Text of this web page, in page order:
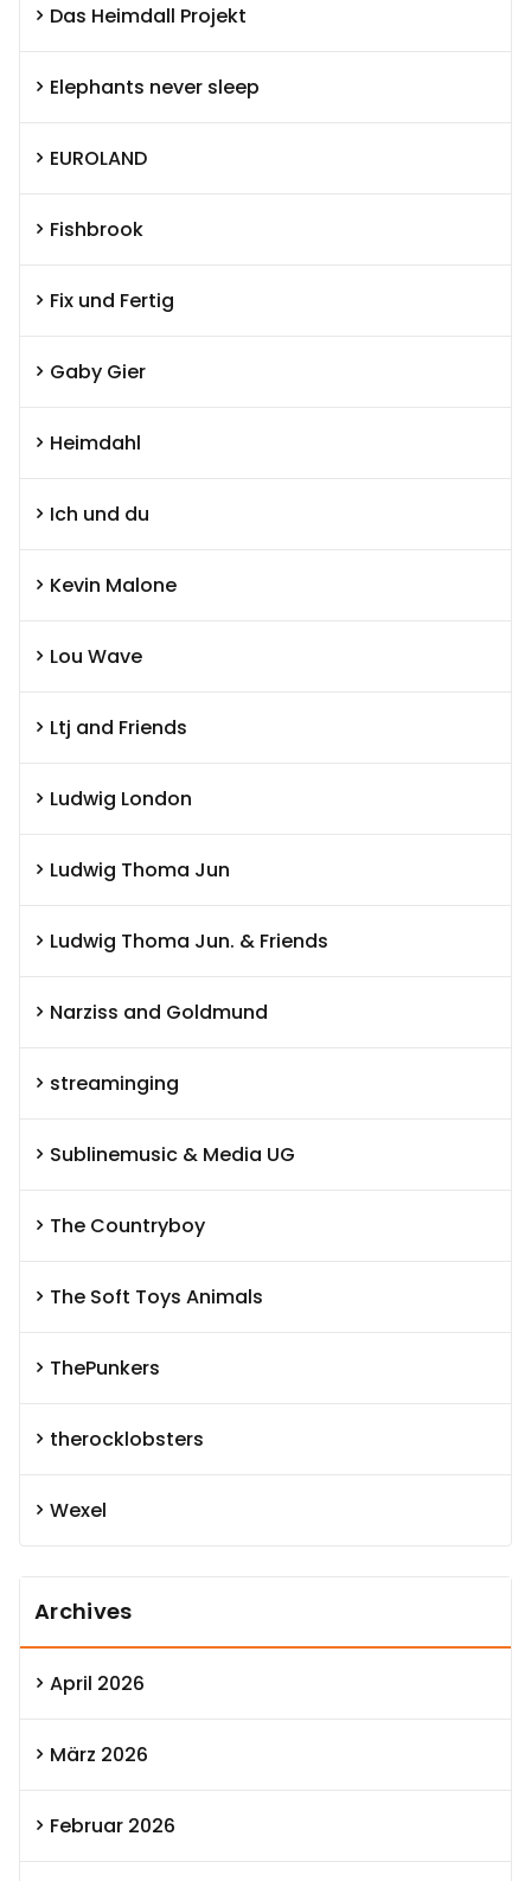
Das Heimdall Projekt
Elephants never sleep
EUROLAND
Fishbrook
Fix und Fertig
Gaby Gier
Heimdahl
Ich und du
Kevin Malone
Lou Wave
Ltj and Friends
Ludwig London
Ludwig Thoma Jun
Ludwig Thoma Jun. & Friends
Narziss and Goldmund
streaminging
Sublinemusic & Media UG
The Countryboy
The Soft Toys Animals
ThePunkers
therocklobsters
Wexel
Archives
April 2026
März 2026
Februar 2026